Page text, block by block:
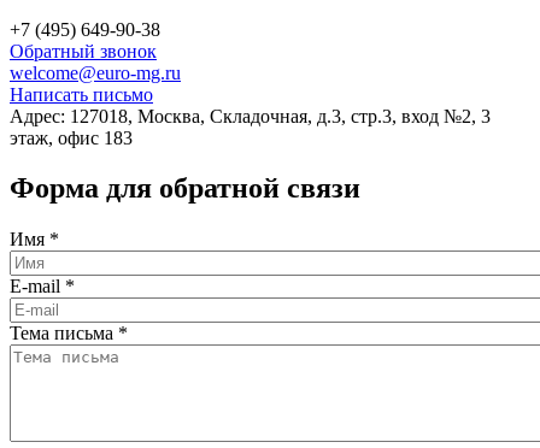
+7 (495) 649-90-38
Обратный звонок
welcome@euro-mg.ru
Написать письмо
Адрес: 127018, Москва, Складочная, д.3, стр.3, вход №2, 3
этаж, офис 183
Форма для обратной связи
Имя *
E-mail *
Тема письма *